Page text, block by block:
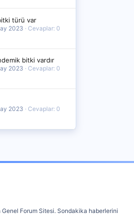
türü var
2023
Cevaplar: 0
bitki vardır
2023
Cevaplar: 0
2023
Cevaplar: 0
Forum Sitesi. Sondakika haberlerini